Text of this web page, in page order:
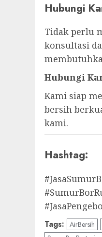
Hubungi
Tidak perlu
konsultasi
Hubungi
Kami siap
bersih
kami.
Hashtag:
Tags: AirBersih